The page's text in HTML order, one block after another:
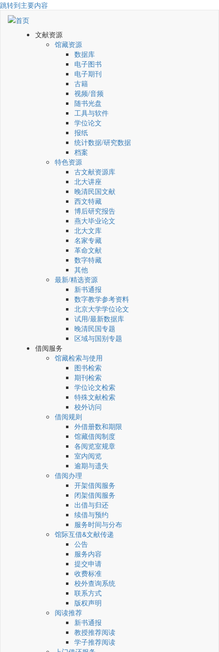
跳转到主要内容
文献资源
馆藏资源
数据库
电子图书
电子期刊
古籍
视频/音频
随书光盘
工具与软件
学位论文
报纸
统计数据/研究数据
档案
特色资源
古文献资源库
北大讲座
晚清民国文献
西文特藏
博后研究报告
燕大毕业论文
北大文库
名家专藏
革命文献
数字特藏
其他
最新/精选资源
新书通报
数字教学参考资料
北京大学学位论文
试用/最新数据库
晚清民国专题
区域与国别专题
借阅服务
馆藏检索与使用
图书检索
期刊检索
学位论文检索
特殊文献检索
校外访问
借阅规则
外借册数和期限
馆藏借阅制度
各阅览室规章
室内阅览
逾期与遗失
借阅办理
开架借阅服务
闭架借阅服务
出借与归还
续借与预约
服务时间与分布
馆际互借&文献传递
公告
服务内容
提交申请
收费标准
校外查询系统
联系方式
版权声明
阅读推荐
新书通报
教授推荐阅读
学子推荐阅读